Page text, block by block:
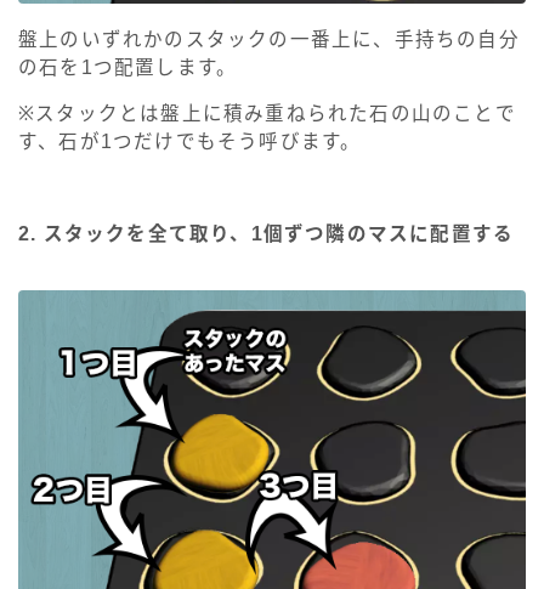
盤上のいずれかのスタックの一番上に、手持ちの自分
の石を1つ配置します。
※スタックとは盤上に積み重ねられた石の山のことで
す、石が1つだけでもそう呼びます。
2. スタックを全て取り、1個ずつ隣のマスに配置する